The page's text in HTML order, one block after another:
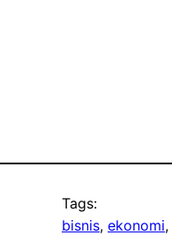
Tags:
bisnis, ekonomi,